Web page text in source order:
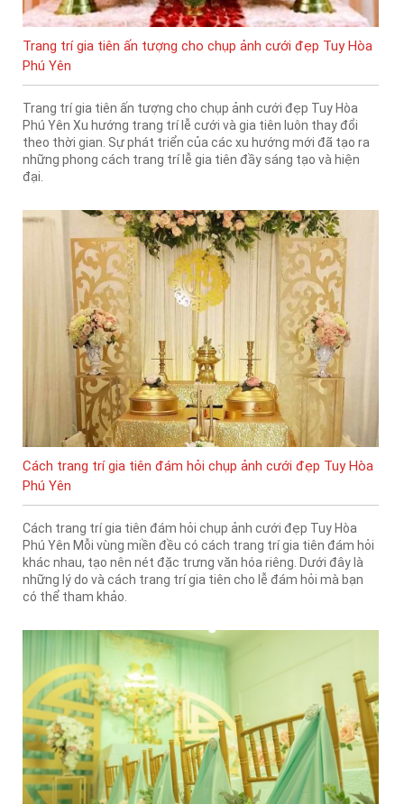
Trang trí gia tiên ấn tượng cho chụp ảnh cưới đẹp Tuy Hòa
Phú Yên
Trang trí gia tiên ấn tượng cho chụp ảnh cưới đẹp Tuy Hòa
Phú Yên Xu hướng trang trí lễ cưới và gia tiên luôn thay đổi
theo thời gian. Sự phát triển của các xu hướng mới đã tạo ra
những phong cách trang trí lễ gia tiên đầy sáng tạo và hiện
đại.
Cách trang trí gia tiên đám hỏi chụp ảnh cưới đẹp Tuy Hòa
Phú Yên
Cách trang trí gia tiên đám hỏi chụp ảnh cưới đẹp Tuy Hòa
Phú Yên Mỗi vùng miền đều có cách trang trí gia tiên đám hỏi
khác nhau, tạo nên nét đặc trưng văn hóa riêng. Dưới đây là
những lý do và cách trang trí gia tiên cho lễ đám hỏi mà bạn
có thể tham khảo.